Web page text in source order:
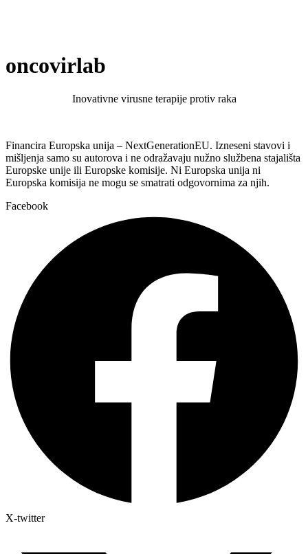
oncovirlab
Inovativne virusne terapije protiv raka
Financira Europska unija – NextGenerationEU. Izneseni stavovi i
mišljenja samo su autorova i ne odražavaju nužno službena stajališta
Europske unije ili Europske komisije. Ni Europska unija ni
Europska komisija ne mogu se smatrati odgovornima za njih.
Facebook
X-twitter